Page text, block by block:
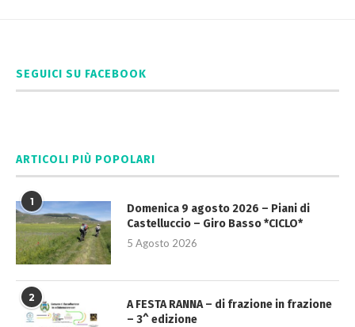
SEGUICI SU FACEBOOK
ARTICOLI PIÙ POPOLARI
1
Domenica 9 agosto 2026 – Piani di
Castelluccio – Giro Basso *CICLO*
5 Agosto 2026
2
A FESTA RANNA – di frazione in frazione
– 3^ edizione